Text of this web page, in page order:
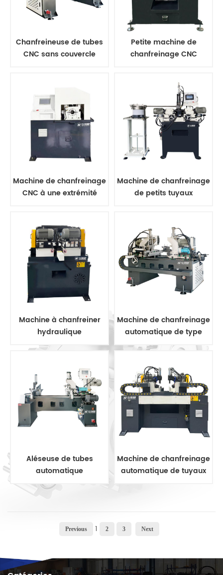
Chanfreineuse de tubes
CNC sans couvercle
Petite machine de
chanfreinage CNC
Machine de chanfreinage
CNC à une extrémité
Machine de chanfreinage
de petits tuyaux
Machine à chanfreiner
hydraulique
Machine de chanfreinage
automatique de type
levage
Aléseuse de tubes
automatique
Machine de chanfreinage
automatique de tuyaux
Previous 1 2 3 Next